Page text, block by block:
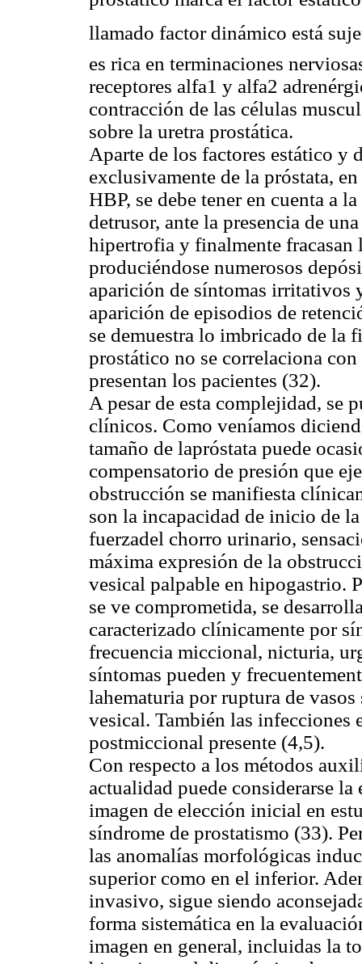
llamado factor dinámico está
es rica en terminaciones
receptores alfa1 y alfa2
contracción de las células
sobre la uretra prostática.
Aparte de los factores estático y
exclusivamente de la próstata,
HBP, se debe tener en cuenta a
detrusor, ante la presencia de
hipertrofia y finalmente fracasan
produciéndose numerosos
aparición de síntomas irritativos
aparición de episodios de
se demuestra lo imbricado de
prostático no se correlaciona
presentan los pacientes (32).
A pesar de esta complejidad, se
clínicos. Como veníamos
tamaño de lapróstata puede
compensatorio de presión que
obstrucción se manifiesta
son la incapacidad de inicio de
fuerzadel chorro urinario,
máxima expresión de la
vesical palpable en hipogastrio.
se ve comprometida, se
caracterizado clínicamente por
frecuencia miccional, nicturia,
síntomas pueden y
lahematuria por ruptura de
vesical. También las infecciones
postmiccional presente (4,5).
Con respecto a los métodos
actualidad puede considerarse
imagen de elección inicial en
síndrome de prostatismo (33).
las anomalías morfológicas
superior como en el inferior.
invasivo, sigue siendo
forma sistemática en la
imagen en general, incluidas la